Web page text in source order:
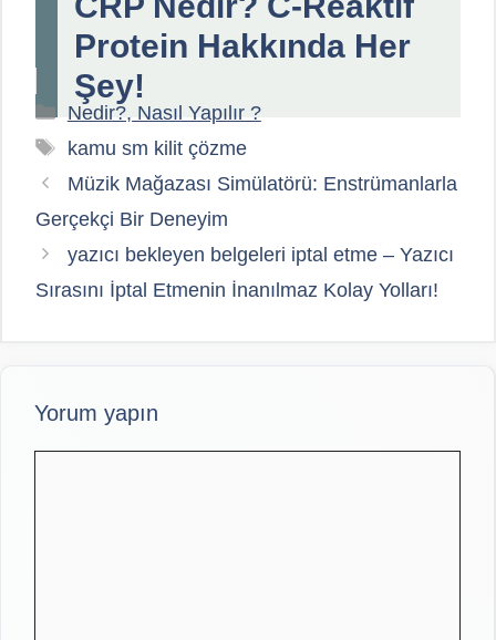
Protein Hakkında Her
Şey!
Kategoriler
Nedir?, Nasıl Yapılır ?
Etiketler
kamu sm kilit çözme
Müzik Mağazası Simülatörü: Enstrümanlarla
Gerçekçi Bir Deneyim
yazıcı bekleyen belgeleri iptal etme – Yazıcı
Sırasını İptal Etmenin İnanılmaz Kolay Yolları!
Yorum yapın